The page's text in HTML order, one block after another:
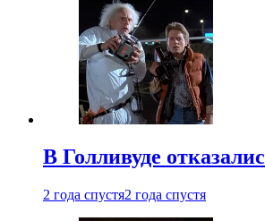
В Голливуде
2 года спустя2 года спустя